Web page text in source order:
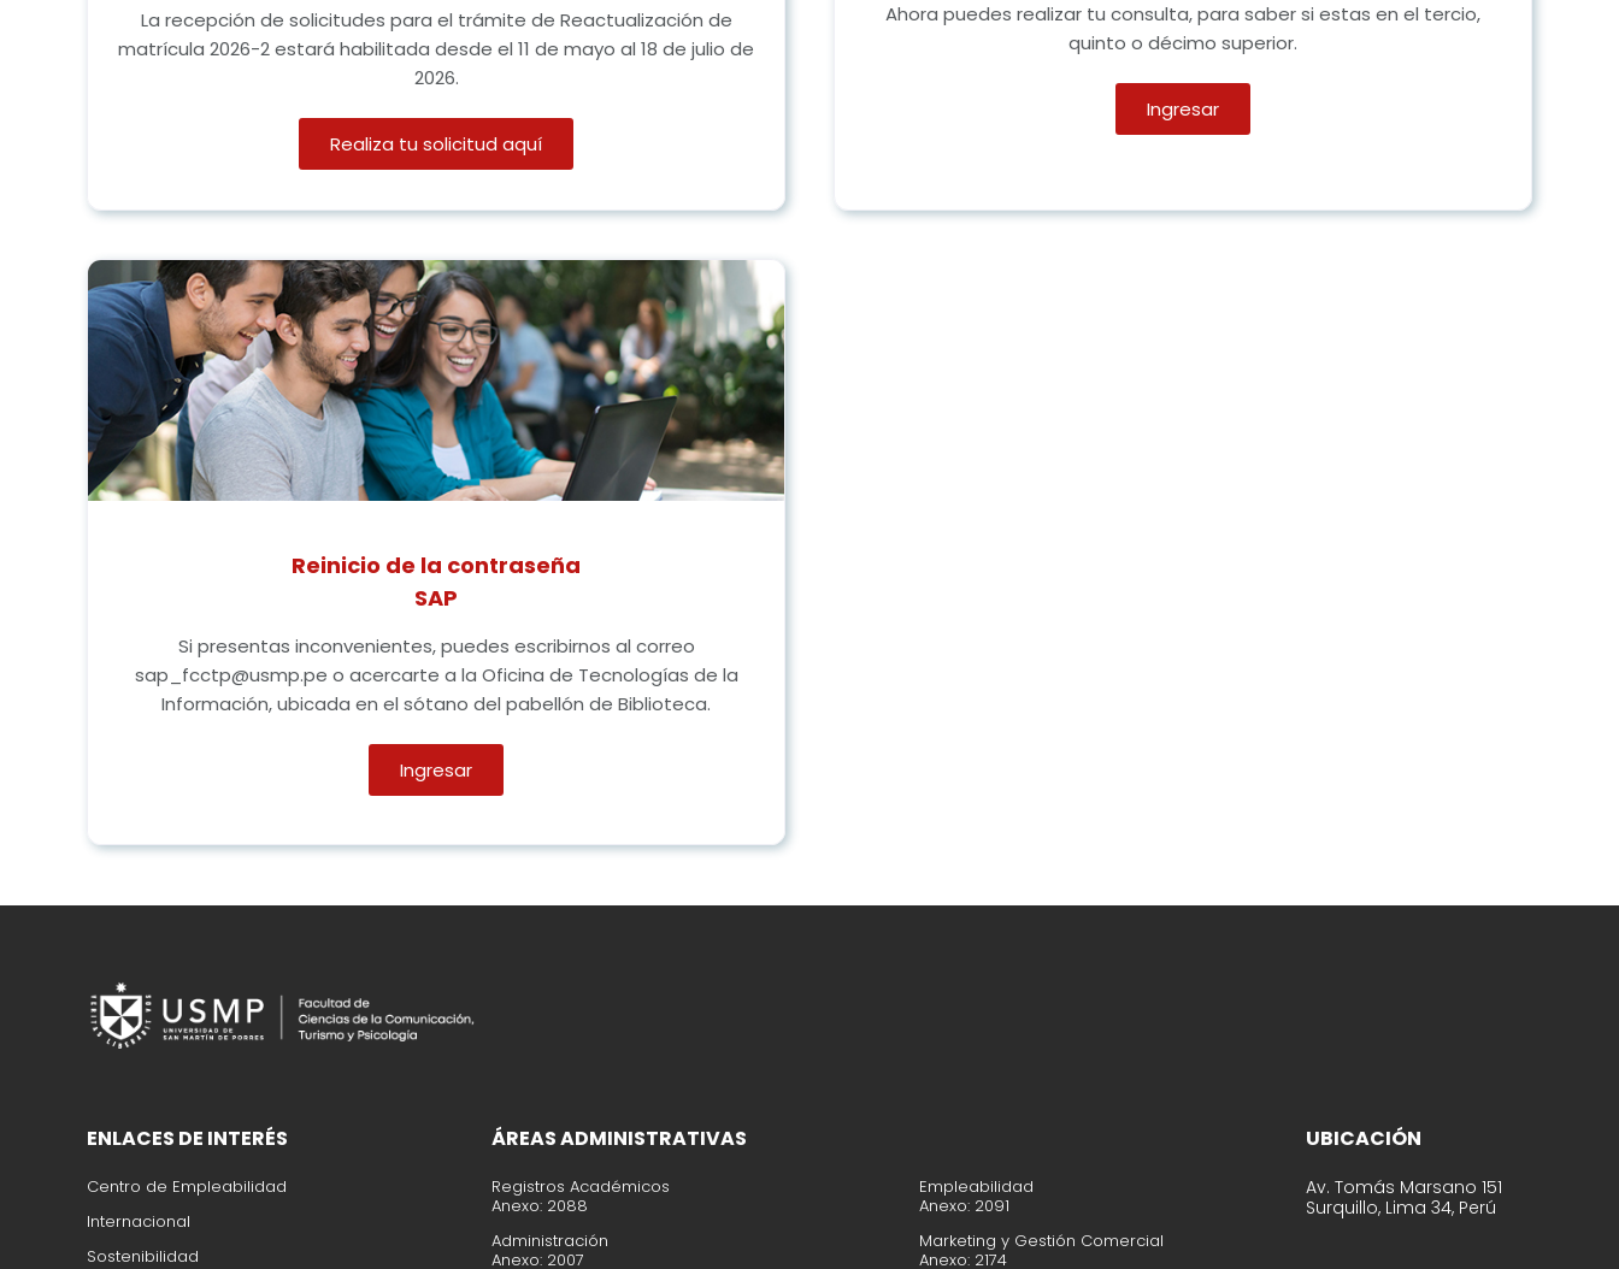
La recepción de solicitudes para el trámite de Reactualización de
matrícula 2026-2 estará habilitada desde el 11 de mayo al 18 de julio de
2026.
Realiza tu solicitud aquí
Ahora puedes realizar tu consulta, para saber si estas en el tercio,
quinto o décimo superior.
Ingresar
Reinicio de la contraseña
SAP
Si presentas inconvenientes, puedes escribirnos al correo
sap_fcctp@usmp.pe o acercarte a la Oficina de Tecnologías de la
Información, ubicada en el sótano del pabellón de Biblioteca.
Ingresar
ENLACES DE INTERÉS
Centro de Empleabilidad
Internacional
Sostenibilidad
ÁREAS ADMINISTRATIVAS
Registros Académicos
Anexo: 2088
Administración
Anexo: 2007
Empleabilidad
Anexo: 2091
Marketing y Gestión Comercial
Anexo: 2174
UBICACIÓN
Av. Tomás Marsano 151
Surquillo, Lima 34, Perú